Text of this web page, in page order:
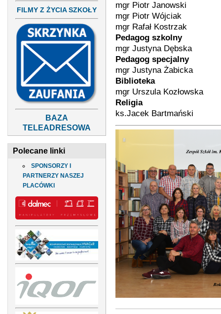
FILMY Z ŻYCIA SZKOŁY
BAZA
TELEADRESOWA
Polecane linki
SPONSORZY I
PARTNERZY NASZEJ
PLACÓWKI
mgr Piotr Janowski
mgr Piotr Wójciak
mgr Rafał Kostrzak
Pedagog szkolny
mgr Justyna Dębska
Pedagog specjalny
mgr Justyna Żabicka
Biblioteka
mgr Urszula Kozłowska
Religia
ks.Jacek Bartmański